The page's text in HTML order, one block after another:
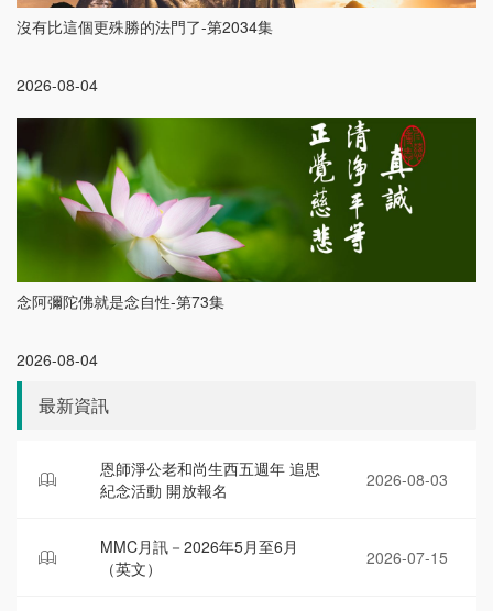
沒有比這個更殊勝的法門了-第2034集
2026-08-04
念阿彌陀佛就是念自性-第73集
2026-08-04
最新資訊
恩師淨公老和尚生西五週年 追思
紀念活動 開放報名
2026-08-03
MMC月訊－2026年5月至6月
（英文）
2026-07-15